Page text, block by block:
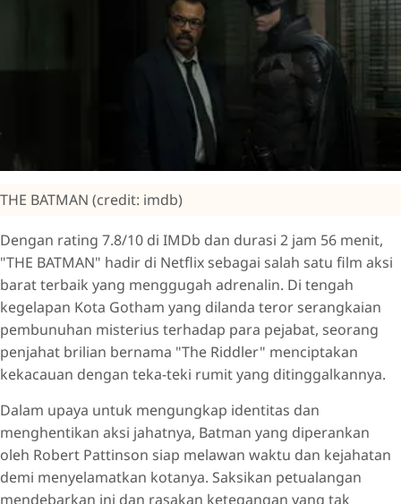
THE BATMAN (credit: imdb)
Dengan rating 7.8/10 di IMDb dan durasi 2 jam 56 menit,
"THE BATMAN" hadir di Netflix sebagai salah satu film aksi
barat terbaik yang menggugah adrenalin. Di tengah
kegelapan Kota Gotham yang dilanda teror serangkaian
pembunuhan misterius terhadap para pejabat, seorang
penjahat brilian bernama "The Riddler" menciptakan
kekacauan dengan teka-teki rumit yang ditinggalkannya.
Dalam upaya untuk mengungkap identitas dan
menghentikan aksi jahatnya, Batman yang diperankan
oleh Robert Pattinson siap melawan waktu dan kejahatan
demi menyelamatkan kotanya. Saksikan petualangan
mendebarkan ini dan rasakan ketegangan yang tak